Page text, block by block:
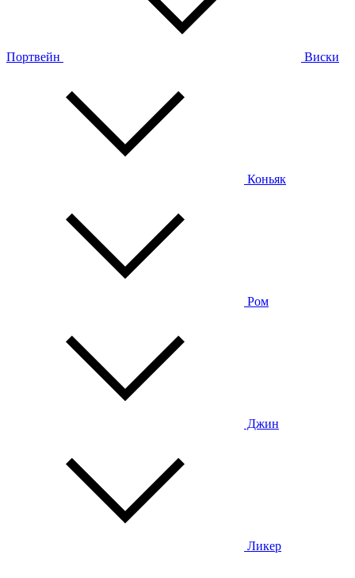
Портвейн Виски
Коньяк
Ром
Джин
Ликер